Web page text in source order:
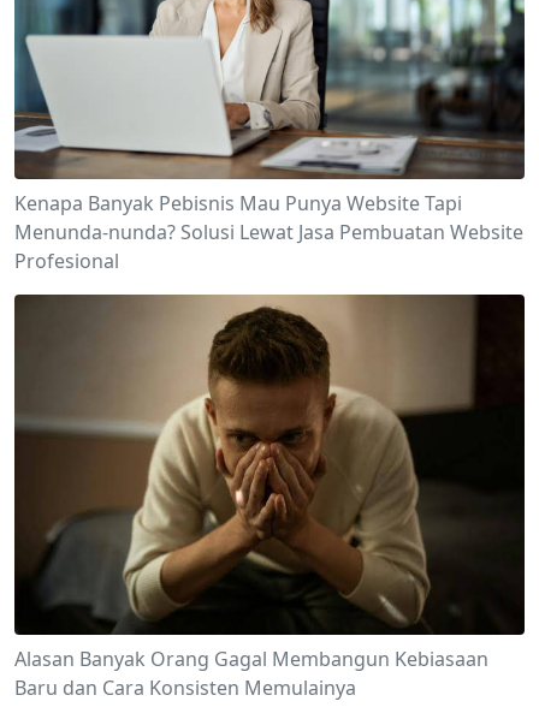
Kenapa Banyak Pebisnis Mau Punya Website Tapi
Menunda-nunda? Solusi Lewat Jasa Pembuatan Website
Profesional
Alasan Banyak Orang Gagal Membangun Kebiasaan
Baru dan Cara Konsisten Memulainya